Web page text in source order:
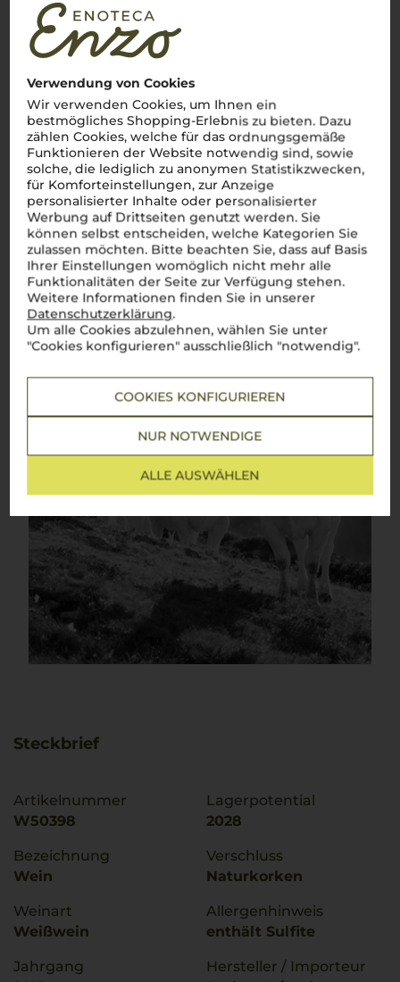
Verwendung von Cookies
Wir verwenden Cookies, um Ihnen ein
bestmögliches Shopping-Erlebnis zu bieten. Dazu
zählen Cookies, welche für das ordnungsgemäße
Funktionieren der Website notwendig sind, sowie
solche, die lediglich zu anonymen Statistikzwecken,
für Komforteinstellungen, zur Anzeige
personalisierter Inhalte oder personalisierter
Werbung auf Drittseiten genutzt werden. Sie
können selbst entscheiden, welche Kategorien Sie
zulassen möchten. Bitte beachten Sie, dass auf Basis
Ihrer Einstellungen womöglich nicht mehr alle
Funktionalitäten der Seite zur Verfügung stehen.
Weitere Informationen finden Sie in unserer
Datenschutzerklärung.
Um alle Cookies abzulehnen, wählen Sie unter
"Cookies konfigurieren" ausschließlich "notwendig".
COOKIES KONFIGURIEREN
NUR NOTWENDIGE
ALLE AUSWÄHLEN
italienischer Weinkultur. Hier, wo die sanften
Herbstnebel verschwinden, vereinen sich jahrhundertealte
Handwerkskunst und tiefes Verständnis für das
Region ist berühmt für ihre „Könige und Königinnen“ des
jeden Weinliebhabers höher schlagen lassen. Doch auch ein
spritzige Moscato d'Asti erzählen die Geschichten der steilen
Weinberge und malerischenpaesini, die das Bild dieser
Region prägen.Piemonteist mehr als eine Weinregion – es
ist ein Gefühl, ein StückItalia, das man am besten mit einem
Glasvino piemontesein der Hand erlebt.Cin cin– auf das
pure Lebensgefühl desPiemont!
Mehr Weine aus Piemont
Steckbrief
Artikelnummer
W50398
Bezeichnung
Wein
Weinart
Weißwein
Jahrgang
Lagerpotential
2028
Verschluss
Naturkorken
Allergenhinweis
enthält Sulfite
Hersteller / Importeur